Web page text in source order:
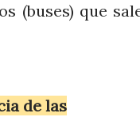
(buses) que
de las